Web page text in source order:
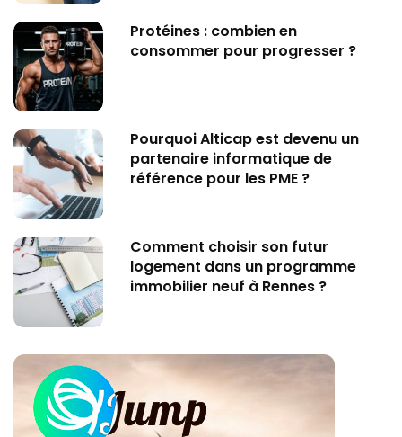
Protéines : combien en
consommer pour progresser ?
Pourquoi Alticap est devenu un
partenaire informatique de
référence pour les PME ?
Comment choisir son futur
logement dans un programme
immobilier neuf à Rennes ?